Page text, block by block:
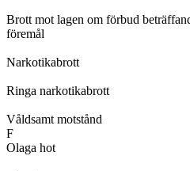
Brott mot lagen om förbud
föremål
Narkotikabrott
Ringa narkotikabrott
Våldsamt motstånd
F
Olaga hot